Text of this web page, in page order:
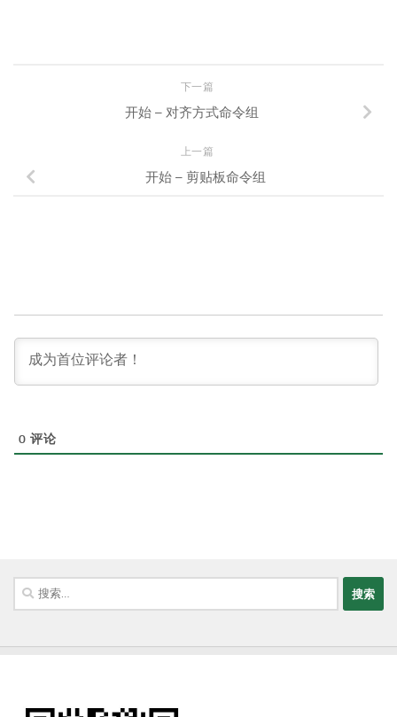
下一篇
开始 – 对齐方式命令组
上一篇
开始 – 剪贴板命令组
0 评论
搜
索：